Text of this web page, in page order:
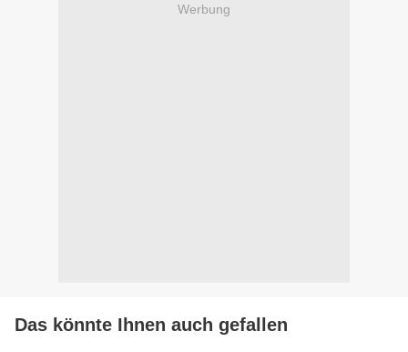
Werbung
Das könnte Ihnen auch gefallen